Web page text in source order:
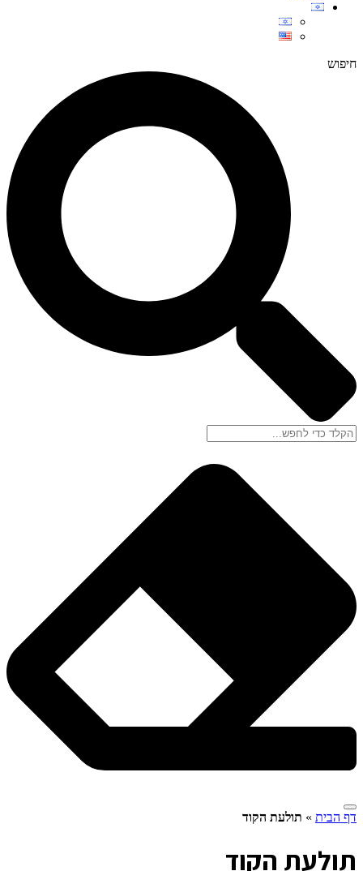
חיפוש
דף הבית » תולעת הקוד
תולעת הקוד